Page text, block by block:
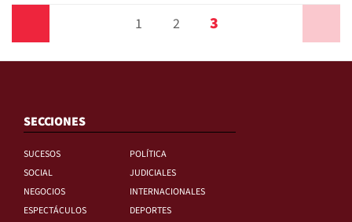
1 2 3
SECCIONES
SUCESOS
POLÍTICA
SOCIAL
JUDICIALES
NEGOCIOS
INTERNACIONALES
ESPECTÁCULOS
DEPORTES